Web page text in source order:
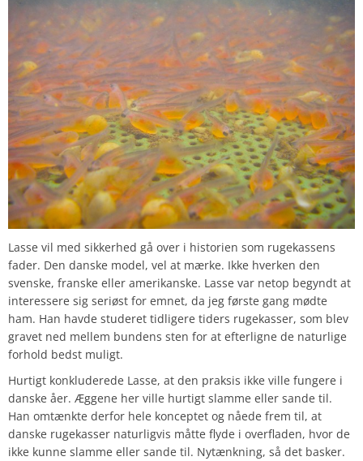
Lasse vil med sikkerhed gå over i historien som rugekassens
fader. Den danske model, vel at mærke. Ikke hverken den
svenske, franske eller amerikanske. Lasse var netop begyndt at
interessere sig seriøst for emnet, da jeg første gang mødte
ham. Han havde studeret tidligere tiders rugekasser, som blev
gravet ned mellem bundens sten for at efterligne de naturlige
forhold bedst muligt.
Hurtigt konkluderede Lasse, at den praksis ikke ville fungere i
danske åer. Æggene her ville hurtigt slamme eller sande til.
Han omtænkte derfor hele konceptet og nåede frem til, at
danske rugekasser naturligvis måtte flyde i overfladen, hvor de
ikke kunne slamme eller sande til. Nytænkning, så det basker.